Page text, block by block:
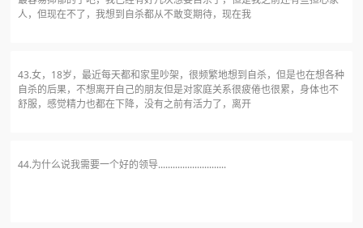
人，但现在不了，我想到自杀都从不敢变期待，现在我
43.女，18岁，最近每天都和家里吵架，很频繁地想到自杀，但是也在想各种
自杀的后果，不想离开自己的朋友但是对家庭关系很疲倦也很累，身体也不
舒服，感觉精力也都在下降，没有之前有活力了，离开
44.为什么说我需要一个好的领导............................